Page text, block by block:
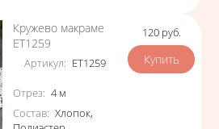
Кружево макраме
ЕТ1259
Артикул: ЕТ1259
Характеристики
Отрез: 4 м
Состав: Хлопок,
Цена
120 руб.